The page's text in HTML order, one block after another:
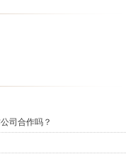
司合作吗？